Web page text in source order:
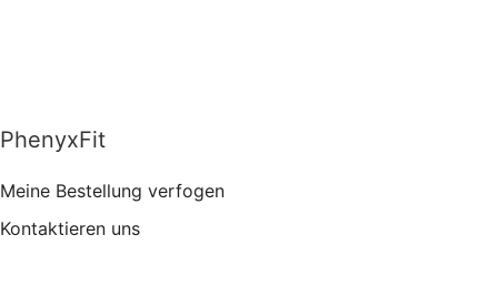
PhenyxFit
Meine Bestellung verfogen
Kontaktieren uns